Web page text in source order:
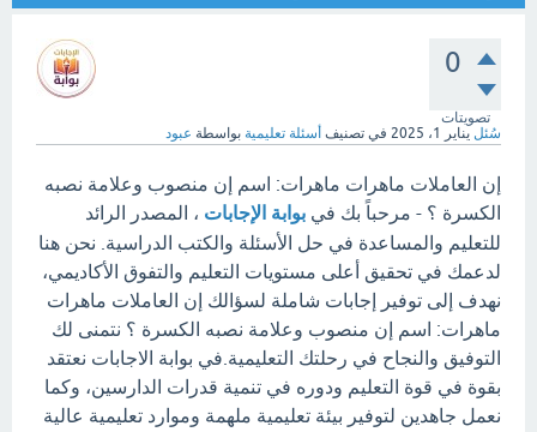
0
تصويتات
سُئل يناير 1، 2025 في تصنيف أسئلة تعليمية بواسطة عبود
إن العاملات ماهرات ماهرات: اسم إن منصوب وعلامة نصبه
الكسرة ؟ - مرحباً بك في بوابة الإجابات ، المصدر الرائد
للتعليم والمساعدة في حل الأسئلة والكتب الدراسية. نحن هنا
لدعمك في تحقيق أعلى مستويات التعليم والتفوق الأكاديمي،
نهدف إلى توفير إجابات شاملة لسؤالك إن العاملات ماهرات
ماهرات: اسم إن منصوب وعلامة نصبه الكسرة ؟ نتمنى لك
التوفيق والنجاح في رحلتك التعليمية.في بوابة الاجابات نعتقد
بقوة في قوة التعليم ودوره في تنمية قدرات الدارسين، وكما
نعمل جاهدين لتوفير بيئة تعليمية ملهمة وموارد تعليمية عالية